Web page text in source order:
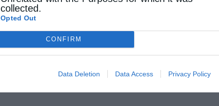
collected.
Opted Out
CONFIRM
Data Deletion Data Access Privacy Policy